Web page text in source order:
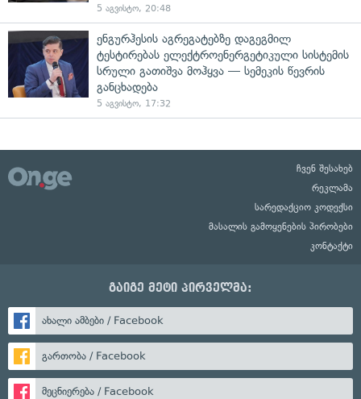
5 აგვისტო, 20:48
ენგურჰესის აგრეგატებზე დაგეგმილ
ტესტირებას ელექტროენერგეტიკული სისტემის
სრული გათიშვა მოჰყვა — სემეკის წევრის
განცხადება
5 აგვისტო, 17:32
ჩვენ შესახებ
რეკლამა
სარედაქციო კოდექსი
მასალის გამოყენების პირობები
კონტაქტი
გაიგე მეტი პირველმა:
ახალი ამბები / Facebook
გართობა / Facebook
მეცნიერება / Facebook